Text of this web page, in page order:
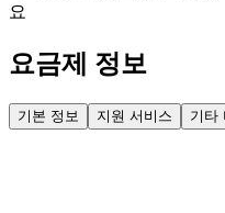
요
요금제 정보
기본 정보 지원 서비스 기타